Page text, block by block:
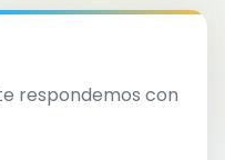
respondemos con